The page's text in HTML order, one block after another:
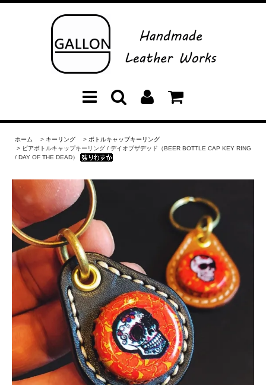
ホーム > キーリング > ボトルキャップキーリング
> ビアボトルキャップキーリング / デイオブザデッド（BEER BOTTLE CAP KEY RING
/ DAY OF THE DEAD）